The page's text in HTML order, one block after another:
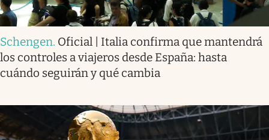
Schengen. Oficial | Italia confirma que mantendrá
los controles a viajeros desde España: hasta
cuándo seguirán y qué cambia